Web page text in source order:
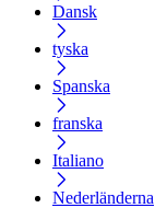
Dansk
tyska
Spanska
franska
Italiano
Nederländerna